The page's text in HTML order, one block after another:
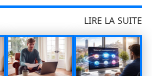
LIRE LA SUITE